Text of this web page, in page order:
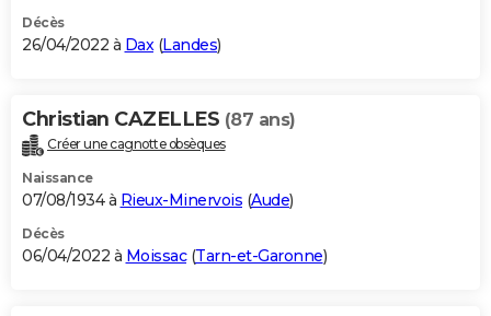
Décès
26/04/2022 à Dax(Landes)
Christian CAZELLES (87 ans)
Créer une cagnotte obsèques
Naissance
07/08/1934 à Rieux-Minervois (Aude)
Décès
06/04/2022 à Moissac(Tarn-et-Garonne)